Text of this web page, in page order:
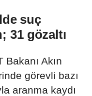
suç
31 gözaltı
Akın
görevli bazı
aranma kaydı